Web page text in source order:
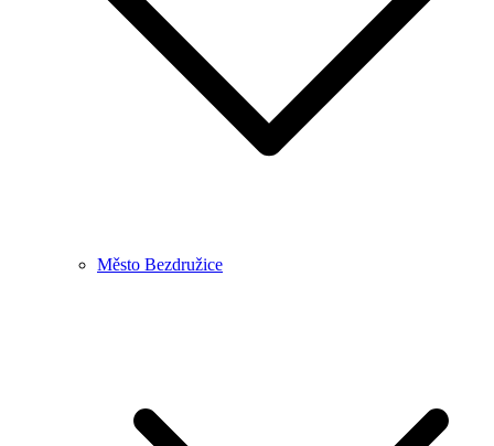
Město Bezdružice